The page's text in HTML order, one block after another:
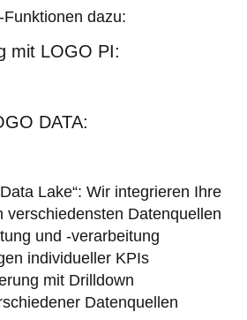
dazu:
mit LOGO PI:
DATA:
Lake“: Wir integrieren Ihre
verschiedensten Datenquellen
und -verarbeitung
individueller KPIs
mit Drilldown
Datenquellen